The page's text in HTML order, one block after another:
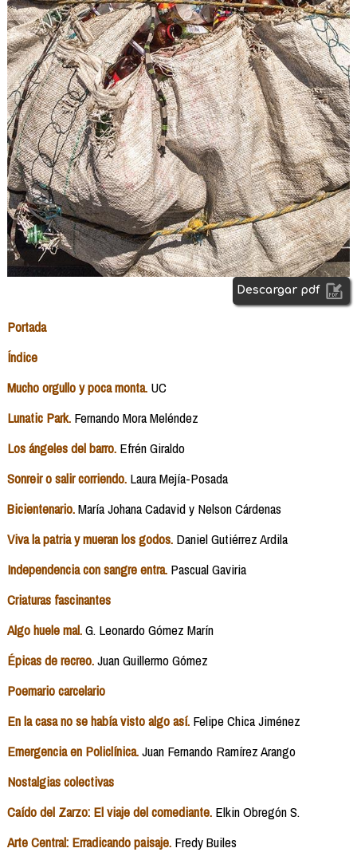
Descargar pdf
Portada
Índice
Mucho orgullo y poca monta.UC
Lunatic Park.Fernando Mora Meléndez
Los ángeles del barro.Efrén Giraldo
Sonreir o salir corriendo.Laura Mejía-Posada
Bicientenario.María Johana Cadavid y Nelson Cárdenas
Viva la patria y mueran los godos.Daniel Gutiérrez Ardila
Independencia con sangre entra.Pascual Gaviria
Criaturas fascinantes
Algo huele mal.G. Leonardo Gómez Marín
Épicas de recreo.Juan Guillermo Gómez
Poemario carcelario
En la casa no se había visto algo así.Felipe Chica Jiménez
Emergencia en Policlínica.Juan Fernando Ramírez Arango
Nostalgias colectivas
Caído del Zarzo: El viaje del comediante.Elkin Obregón S.
Arte Central: Erradicando paisaje.Fredy Builes